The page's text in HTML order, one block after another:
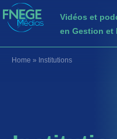
Vidéos et
en Gestion et
Home » Institutions